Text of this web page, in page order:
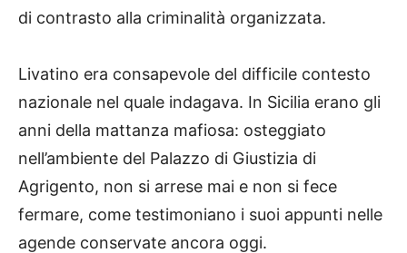
di contrasto alla criminalità organizzata.
Livatino era consapevole del difficile contesto
nazionale nel quale indagava. In Sicilia erano gli
anni della mattanza mafiosa: osteggiato
nell’ambiente del Palazzo di Giustizia di
Agrigento, non si arrese mai e non si fece
fermare, come testimoniano i suoi appunti nelle
agende conservate ancora oggi.